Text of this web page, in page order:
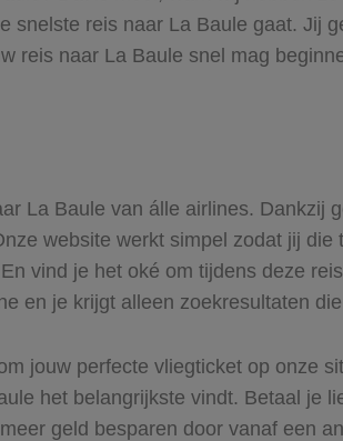
snelste reis naar La Baule gaat. Jij
reis naar La Baule snel mag
La Baule van álle airlines. Dankzij
website werkt simpel zodat jij
vind je het oké om tijdens deze
en je krijgt alleen zoekresultaten
jouw perfecte vliegticket op onze
het belangrijkste vindt. Betaal je
geld besparen door vanaf een